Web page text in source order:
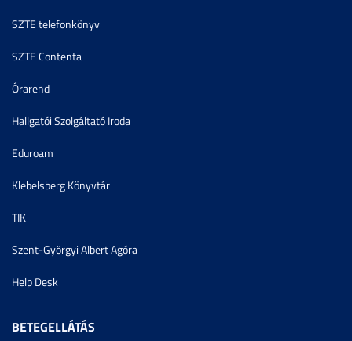
SZTE telefonkönyv
SZTE Contenta
Órarend
Hallgatói Szolgáltató Iroda
Eduroam
Klebelsberg Könyvtár
TIK
Szent-Györgyi Albert Agóra
Help Desk
BETEGELLÁTÁS